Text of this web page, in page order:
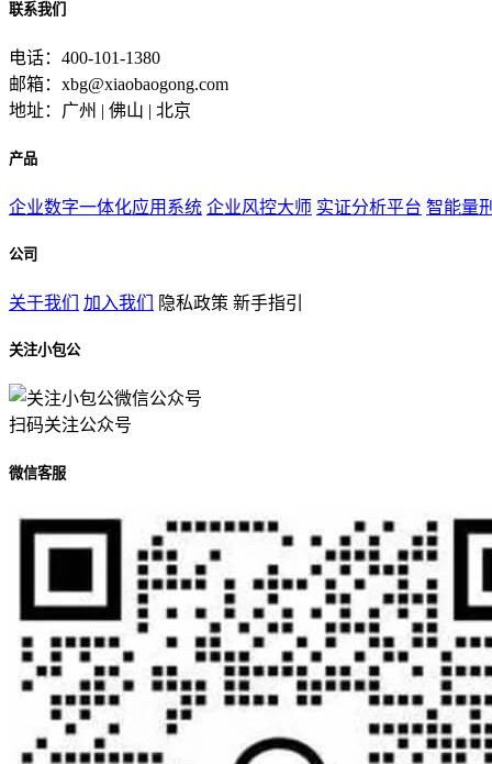
联系我们
电话：400-101-1380
邮箱：xbg@xiaobaogong.com
地址：广州 | 佛山 | 北京
产品
企业数字一体化应用系统 企业风控大师 实证分析平台 智能量
公司
关于我们 加入我们 隐私政策 新手指引
关注小包公
扫码关注公众号
微信客服